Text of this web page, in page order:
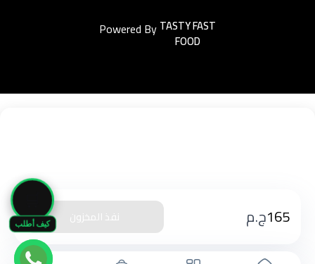
كيف أطلب 165ج.م نفذ المخزون
Powered ByEasyorders